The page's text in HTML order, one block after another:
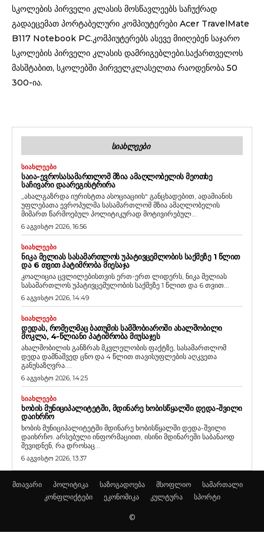
სკოლების პირველი კლასის მოსწავლეებს საჩუქრად
გადაეცემათ პორტაბელური კომპიუტერები Acer TravelMate
B117 Notebook PC.კომპიუტერებს ასევე მიიღებენ საჯარო
სკოლების პირველი კლასის დამრიგებლები.საქართველოს
მასშტაბით, სკოლებში პირველკლასელთა რაოდენობა 50
300-ია.
ᲡᲘᲐᲮᲚᲔᲔᲑᲘ
ᲡᲘᲐᲮᲚᲔᲔᲑᲘ
ᲡᲐᲘᲐ-ᲔᲕᲠᲝᲡᲐᲡᲐᲛᲐᲠᲗᲚᲝᲛ ᲛᲖᲘᲐ ᲐᲛᲐᲦᲚᲝᲑᲔᲚᲘᲡ ᲛᲔᲝᲗᲮᲔ
ᲡᲐᲩᲘᲕᲐᲠᲘ ᲓᲐᲐᲠᲔᲒᲘᲡᲢᲠᲘᲠᲐ
„ახალგაზრდა იურისტთა ასოციაციის“ განცხადებით, ადამიანის
უფლებათა ევროპულმა სასამართლომ მზია ამაღლობელის
მიმართ წარმოებულ პოლიტიკურად მოტივირებულ...
6 აგვისტო 2026, 16:56
ᲡᲘᲐᲮᲚᲔᲔᲑᲘ
ᲜᲘᲙᲐ ᲛᲔᲚᲘᲐᲡ ᲡᲐᲡᲐᲛᲐᲠᲗᲚᲝᲡ ᲣᲞᲐᲢᲘᲕᲪᲔᲛᲚᲝᲑᲘᲡ ᲡᲐᲥᲛᲔᲖᲔ 1 ᲬᲚᲘᲗ
ᲓᲐ 6 ᲗᲕᲘᲗ ᲞᲐᲢᲘᲛᲠᲝᲑᲐ ᲛᲘᲔᲡᲐᲯᲐ
კოალიცია ცვლილებისთვის ერთ-ერთ ლიდერს, ნიკა მელიას
სასამართლოს უპატივცემულობის საქმეზე 1 წლით და 6 თვით...
6 აგვისტო 2026, 14:49
ᲡᲘᲐᲮᲚᲔᲔᲑᲘ
ᲓᲔᲓᲐᲡ, ᲠᲝᲛᲔᲚᲛᲐᲪ ᲑᲐᲗᲣᲛᲘᲡ ᲡᲐᲛᲨᲝᲑᲘᲐᲠᲝᲨᲘ ᲐᲮᲐᲚᲨᲝᲑᲘᲚᲘ
ᲛᲝᲙᲚᲐ, 4-ᲬᲚᲘᲐᲜᲘ ᲞᲐᲢᲘᲛᲠᲝᲑᲐ ᲛᲘᲣᲡᲐᲯᲔᲡ
ახალშობილის განზრახ მკვლელობის ფაქტზე, სასამართლომ
დედა დამნაშვედ ცნო და 4 წლით თავისუფლების აღკვეთა
განუსაზღვრა....
6 აგვისტო 2026, 14:25
ᲡᲘᲐᲮᲚᲔᲔᲑᲘ
ᲮᲝᲑᲘᲡ ᲛᲣᲜᲘᲪᲘᲞᲐᲚᲘᲢᲔᲢᲨᲘ, ᲛᲓᲘᲜᲐᲠᲔ ᲮᲝᲑᲘᲡᲬᲧᲐᲚᲨᲘ ᲓᲔᲓᲐ-ᲨᲕᲘᲚᲘ
ᲓᲐᲘᲮᲠᲩᲝ
ხობის მუნიციპალიტეტში მდინარე ხობისწყალში დედა-შვილი
დაიხრჩო. არსებული ინფორმაციით, ისინი მდინარეში საბანაოდ
შევიდნენ, რა დროსაც...
6 აგვისტო 2026, 13:37
მთავარი პოლიტიკა საზოგადოება მსოფლიო
სამართალი
კონფლიქტები
ეკონომიკა კულტურა სპორტი
©